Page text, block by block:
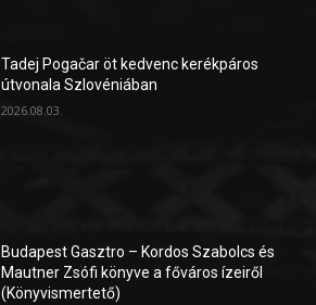
Tadej Pogačar öt kedvenc kerékpáros
útvonala Szlovéniában
2026.08.03.
Budapest Gasztro – Kordos Szabolcs és
Mautner Zsófi könyve a főváros ízeiről
(Könyvismertető)